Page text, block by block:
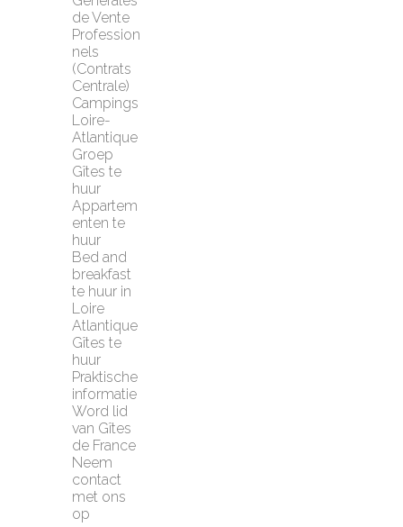
de Vente
Profession
nels
(Contrats
Centrale)
Campings
Loire-
Atlantique
Groep
Gîtes te
huur
Appartem
enten te
huur
Bed and
breakfast
te huur in
Loire
Atlantique
Gîtes te
huur
Praktische
informatie
Word lid
van Gîtes
de France
Neem
contact
met ons
op